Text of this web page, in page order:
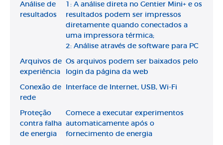
Análise de
resultados
1: A análise direta no Gentier Mini+ e os
resultados podem ser impressos
diretamente quando conectados a
uma impressora térmica;
2: Análise através de software para PC
Arquivos de
experiência
Os arquivos podem ser baixados pelo
login da página da web
Conexão de
rede
Interface de Internet, USB, Wi-Fi
Proteção
contra falha
de energia
Comece a executar experimentos
automaticamente após o
fornecimento de energia